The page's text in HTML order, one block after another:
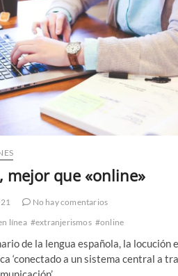
mejor que «online»
No hay comentarios
línea #extranjerismos #online
de la lengua española, la locución
‘conectado a un sistema central a